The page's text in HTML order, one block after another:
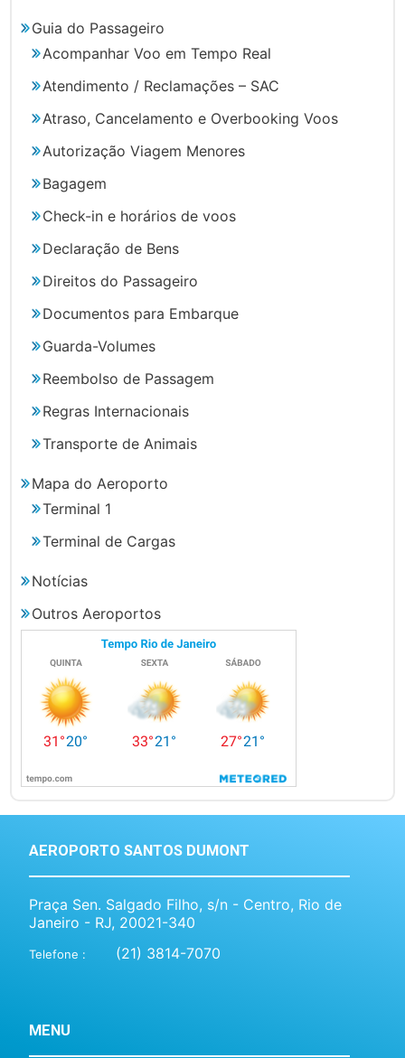
Guia do Passageiro
Acompanhar Voo em Tempo Real
Atendimento / Reclamações – SAC
Atraso, Cancelamento e Overbooking Voos
Autorização Viagem Menores
Bagagem
Check-in e horários de voos
Declaração de Bens
Direitos do Passageiro
Documentos para Embarque
Guarda-Volumes
Reembolso de Passagem
Regras Internacionais
Transporte de Animais
Mapa do Aeroporto
Terminal 1
Terminal de Cargas
Notícias
Outros Aeroportos
AEROPORTO SANTOS DUMONT
Praça Sen. Salgado Filho, s/n - Centro, Rio de
Janeiro - RJ, 20021-340
Telefone : (21) 3814-7070
MENU